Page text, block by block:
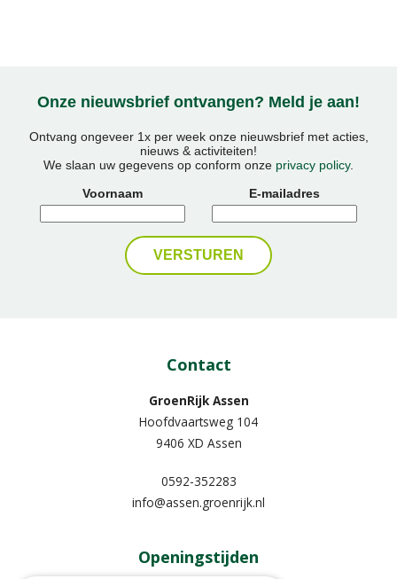
Onze nieuwsbrief ontvangen? Meld je aan!
Ontvang ongeveer 1x per week onze nieuwsbrief met acties,
nieuws & activiteiten!
We slaan uw gegevens op conform onze privacy policy.
Voornaam
E-mailadres
Contact
GroenRijk Assen
Hoofdvaartsweg 104
9406 XD Assen
0592-352283
info@assen.groenrijk.nl
Openingstijden